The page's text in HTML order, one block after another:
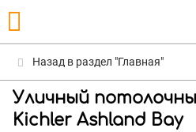
Назад в раздел "Главная"
Уличный
Kichler Ashland Bay